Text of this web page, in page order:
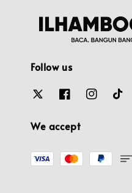
Follow us
We accept